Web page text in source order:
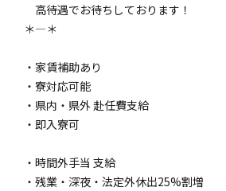
高待遇でお待ちしております！
＊――――――――――――――――＊
・家賃補助あり
・寮対応可能
・県内・県外 赴任費支給
・即入寮可
・時間外手当 支給
・残業・深夜・法定外休出25%割増